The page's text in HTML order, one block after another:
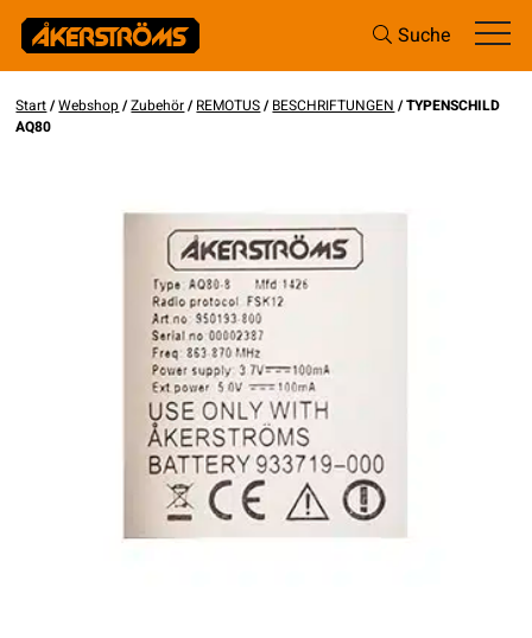
Suche
Start/Webshop/Zubehör/REMOTUS/BESCHRIFTUNGEN / TYPENSCHILD
AQ80